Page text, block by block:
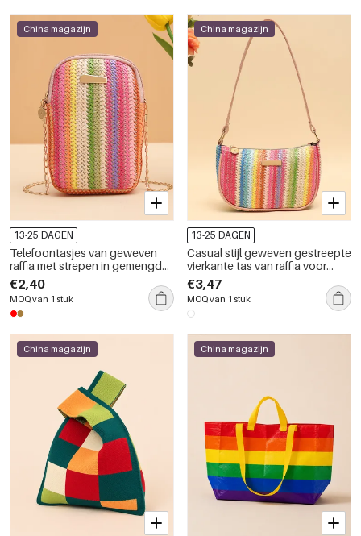
China magazijn
13-25 DAGEN
Telefoontasjes van geweven
raffia met strepen in gemengde
kleuren
€2,40
MOQ van 1 stuk
China magazijn
13-25 DAGEN
Casual stijl geweven gestreepte
vierkante tas van raffia voor
dames, gemaakt van diverse
kleuren.
€3,47
MOQ van 1 stuk
China magazijn China magazijn